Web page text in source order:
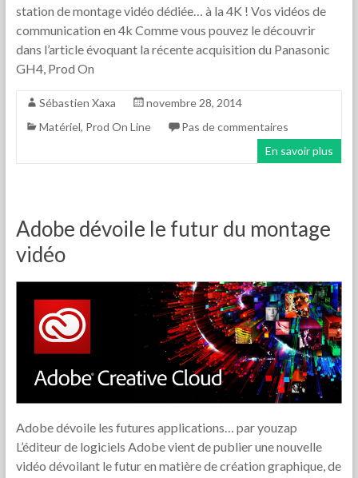
station de montage vidéo dédiée… à la 4K ! Vos vidéos de
communication en 4k Comme vous pouvez le découvrir
dans l’article évoquant la récente acquisition du Panasonic
GH4, Prod On
Sébastien Xaxa
novembre 28, 2014
Matériel, Prod On Line
Pas de commentaires
En savoir plus
Adobe dévoile le futur du montage
vidéo
Adobe dévoile les futures applications… par youzap
L’éditeur de logiciels Adobe vient de publier une nouvelle
vidéo dévoilant le futur en matière de création graphique, de